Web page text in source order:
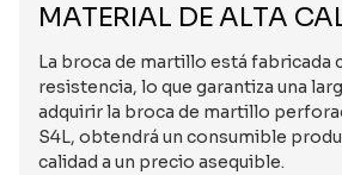
MATERIAL DE ALTA
La broca de martillo está fabricada
resistencia, lo que garantiza una
adquirir la broca de martillo
S4L, obtendrá un consumible
calidad a un precio asequible.